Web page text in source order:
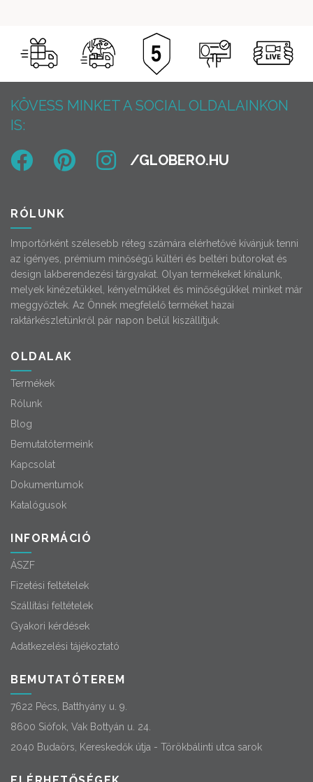
KÖVESS MINKET A SOCIAL OLDALAINKON
IS:
RÓLUNK
Importőrként szélesebb réteg számára elérhetővé kívánjuk tenni
az igényes, prémium minőségű kültéri és beltéri bútorokat és
design lakberendezési tárgyakat. Olyan termékeket kínálunk,
melyek kinézetükkel, kényelmükkel és minőségükkel minket már
meggyőztek. Az Önnek megfelelő terméket hazai
raktárkészletünkről pár napon belül kiszállítjuk.
OLDALAK
Termékek
Rólunk
Blog
Bemutatótermeink
Kapcsolat
Dokumentumok
Katalógusok
INFORMÁCIÓ
ÁSZF
Fizetési feltételek
Szállítási feltételek
Gyakori kérdések
Adatkezelési tájékoztató
BEMUTATÓTEREM
7622 Pécs, Batthyány u. 9.
8600 Siófok, Vak Bottyán u. 24.
2040 Budaörs, Kereskedők útja - Törökbálinti utca sarok